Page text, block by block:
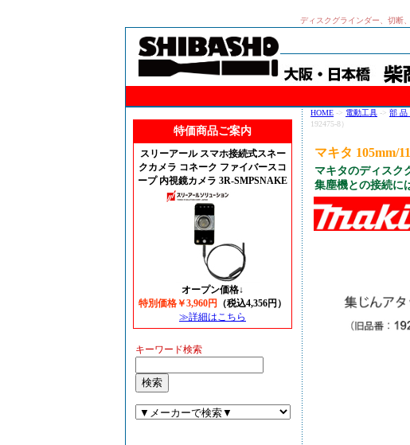
ディスクグラインダー、切断
特価商品ご案内
スリーアール スマホ接続式スネー
クカメラ コネーク ファイバースコ
ープ 内視鏡カメラ 3R-SMPSNAKE
オープン価格↓
特別価格￥3,960円
（税込4,356円）
≫詳細はこちら
キーワード検索
HOME -> 電動工具 -> 部 品
192475-8）
マキタ 105mm/
マキタのディスク
集塵機との接続に